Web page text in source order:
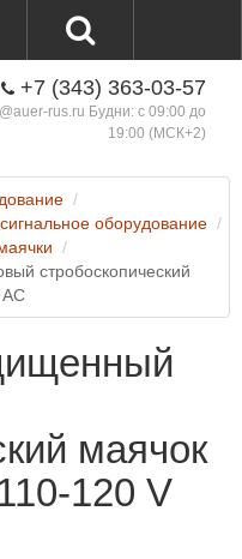
+7 (343) 363-03-57
rus.ru Будни: с 09:00 до
19:00 (МСК+2)
оборудование
стробоскопический
маячок
120 V